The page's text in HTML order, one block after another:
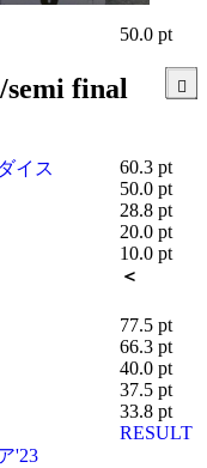
50.0 pt
final
イス
60.3 pt
50.0 pt
28.8 pt
20.0 pt
10.0 pt
＜
77.5 pt
66.3 pt
40.0 pt
37.5 pt
33.8 pt
RESULT
'23